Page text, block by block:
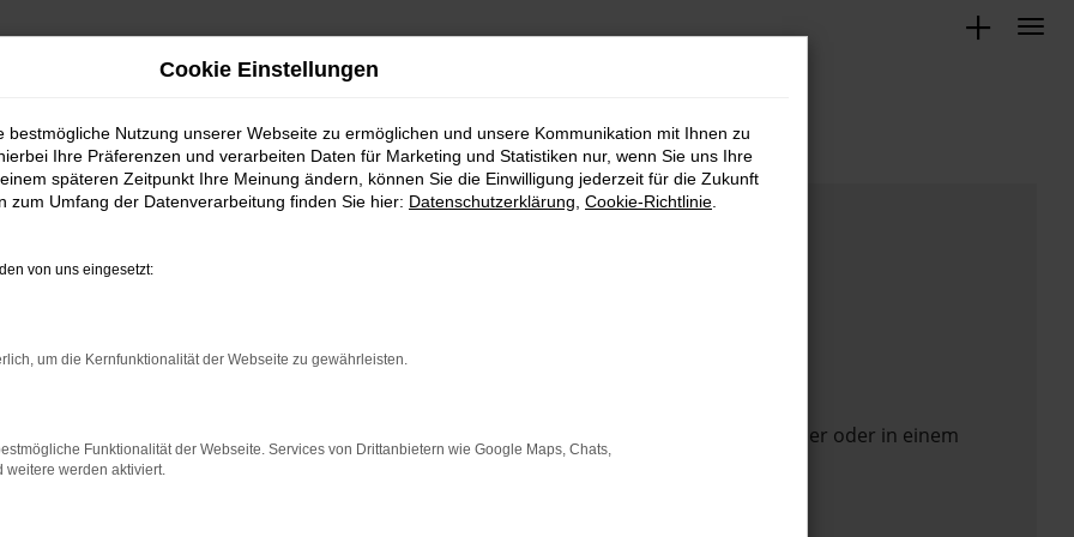
das Laden bestimmter Seiten verhindern. Funktioniert die Seite in einem anderen Browser oder in einem
zu beheben.
Cookie Einstellungen
bestmögliche Nutzung unserer Webseite zu ermöglichen und unsere Kommunikation mit Ihnen zu
Ihre Präferenzen und verarbeiten Daten für Marketing und Statistiken nur, wenn Sie uns Ihre
späteren Zeitpunkt Ihre Meinung ändern, können Sie die Einwilligung jederzeit für die Zukunft
zum Umfang der Datenverarbeitung finden Sie hier: Datenschutzerklärung Cookie-Richtlinie
von uns eingesetzt:
um die Kernfunktionalität der Webseite zu gewährleisten.
Funktionalität der Webseite. Services von Drittanbietern wie Google Maps, Chats,
weitere werden aktiviert.